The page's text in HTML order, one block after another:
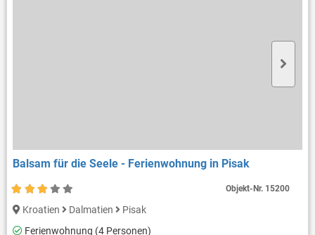
Balsam für die Seele - Ferienwohnung in Pisak
Kroatien Dalmatien
Pisak
Ferienwohnung (4 Personen)
Objekt-Nr. 15200